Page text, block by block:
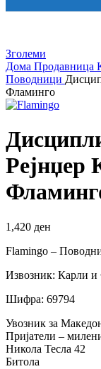
Зголеми
Дома Продавница
Поводници
Фламинго
Рејнџер
1,420 ден
Flamingo –
Извозник: Карли
Шифра: 69794
Увозник за
Пријатели –
Никола Тесла 42
Битола